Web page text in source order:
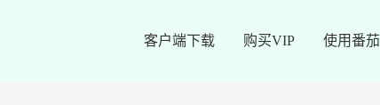
客户端下载 购买VIP 使用番茄